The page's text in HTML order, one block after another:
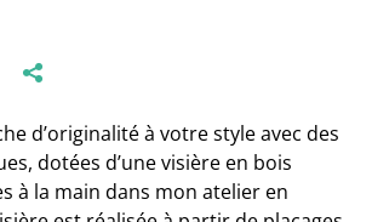
d’originalité à votre style avec des
dotées d’une visière en bois
à la main dans mon atelier en